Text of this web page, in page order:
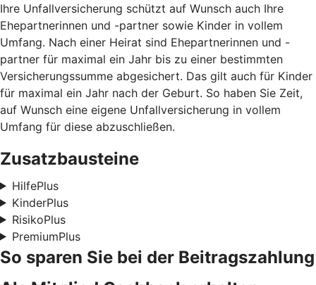
Ihre Unfallversicherung schützt auf Wunsch auch Ihre
Ehepartnerinnen und -partner sowie Kinder in vollem
Umfang. Nach einer Heirat sind Ehepartnerinnen und -
partner für maximal ein Jahr bis zu einer bestimmten
Versicherungssumme abgesichert. Das gilt auch für Kinder
für maximal ein Jahr nach der Geburt. So haben Sie Zeit,
auf Wunsch eine eigene Unfallversicherung in vollem
Umfang für diese abzuschließen.
Zusatzbausteine
HilfePlus
KinderPlus
RisikoPlus
PremiumPlus
So sparen Sie bei der Beitragszahlung